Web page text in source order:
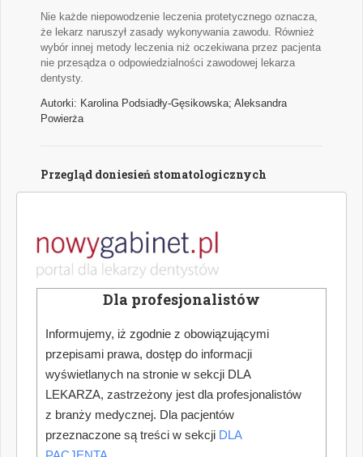
Nie każde niepowodzenie leczenia protetycznego oznacza,
że lekarz naruszył zasady wykonywania zawodu. Również
wybór innej metody leczenia niż oczekiwana przez pacjenta
nie przesądza o odpowiedzialności zawodowej lekarza
dentysty.
Autorki: Karolina Podsiadły-Gęsikowska; Aleksandra
Powierża
Przegląd doniesień stomatologicznych
Autor: Hanna Puźyńska
Jak dokonać optymalnego wyboru urządzenia
Współczesna stomatologia nieustannie podnosi poprzeczkę
w zakresie precyzji, skuteczności i komfortu leczenia. W
erze zaawansowanych technologii, miniaturyzacji narzędzi
elementem codziennej praktyki staje się odpowiednio
dobrana optyka zabiegowa. Coraz częściej wybór ten
sprowadza się do dwóch rozwiązań: lup stomatologicznych
Dla profesjonalistów
Informujemy, iż zgodnie z obowiązującymi
przepisami prawa, dostęp do informacji
wyświetlanych na stronie w sekcji DLA
LEKARZA, zastrzeżony jest dla profesjonalistów
z branży medycznej. Dla pacjentów
przeznaczone są treści w sekcji DLA